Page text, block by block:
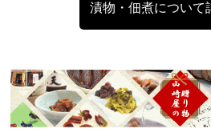
漬物・佃煮について